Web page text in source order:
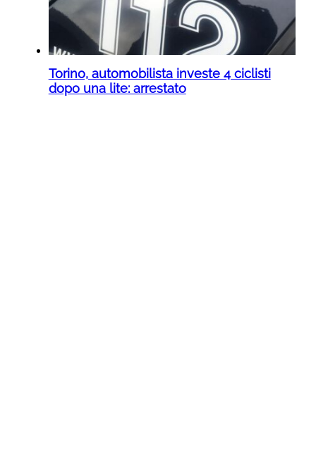
Torino, automobilista investe 4 ciclisti
dopo una lite: arrestato